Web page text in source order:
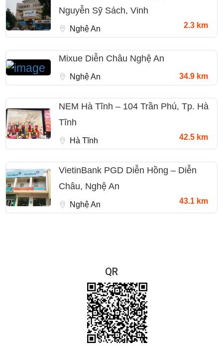
Nguyễn Sỹ Sách, Vinh
Nghệ An 2.3 km
Mixue Diễn Châu Nghệ An
Nghệ An 34.9 km
NEM Hà Tĩnh – 104 Trần Phú, Tp. Hà
Tĩnh
Hà Tĩnh 42.5 km
VietinBank PGD Diễn Hồng – Diễn
Châu, Nghệ An
Nghệ An 43.1 km
QR